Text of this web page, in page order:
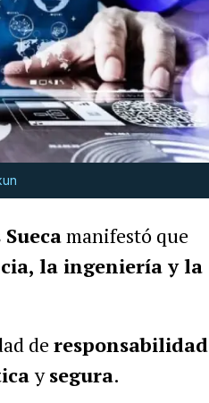
manifestó que
la ingeniería y la
de responsabilidad
ysegura.